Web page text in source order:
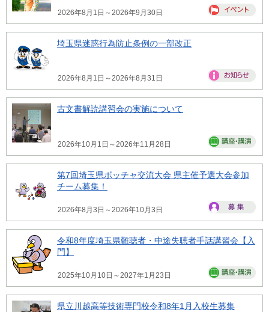
2026年8月1日～2026年9月30日
埼玉県迷惑行為防止条例の一部改正
2026年8月1日～2026年8月31日
古文書解読講習会の実施について
2026年10月1日～2026年11月28日
第7回埼玉県ボッチャ交流大会 県主催予選大会参加
チーム募集！
2026年8月3日～2026年10月3日
令和8年度埼玉県難聴者・中途失聴者手話講習会【入
門】
2025年10月10日～2027年1月23日
県立川越高等技術専門校令和8年1月入校生募集